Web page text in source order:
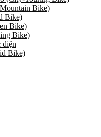
Bike)
Bike)
Bike)
Bike)
điện
Bike)